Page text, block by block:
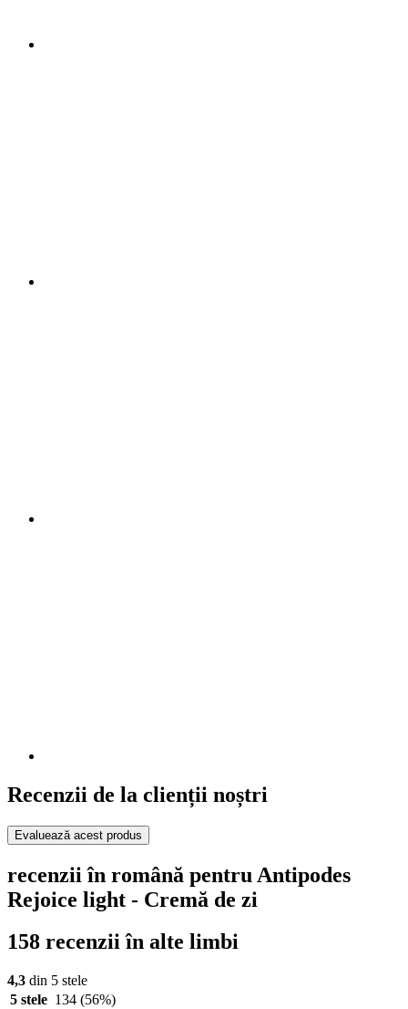
Recenzii de la clienții noștri
Evaluează acest produs
recenzii în română pentru Antipodes
Rejoice light - Cremă de zi
158 recenzii în alte limbi
4,3 din 5 stele
5 stele 134 (56%)